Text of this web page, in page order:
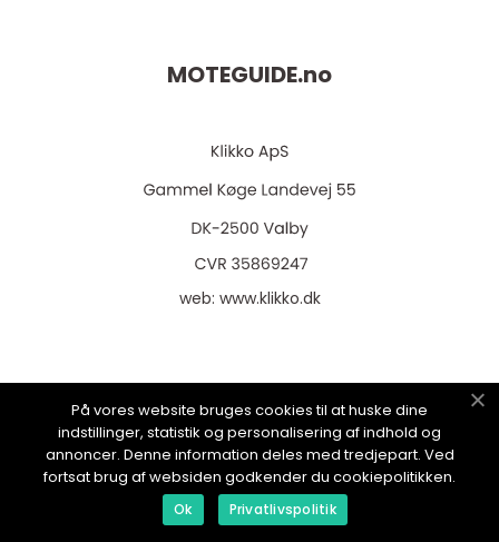
MOTEGUIDE.no
web: www.klikko.dk
Menu
Reklame
Om oss
På vores website bruges cookies til at huske dine
indstillinger, statistik og personalisering af indhold og
annoncer. Denne information deles med tredjepart. Ved
fortsat brug af websiden godkender du cookiepolitikken.
Ok Privatlivspolitik